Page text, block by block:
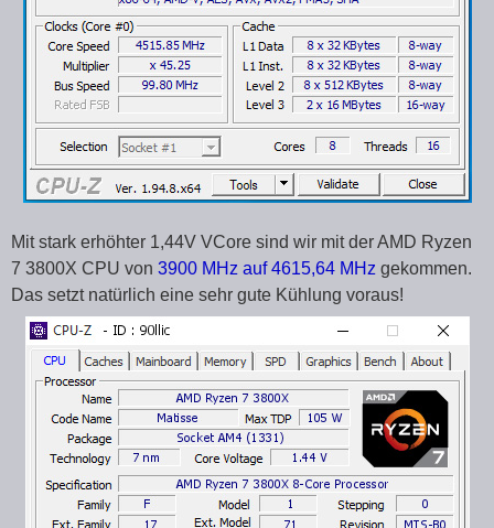
Mit stark erhöhter 1,44V VCore sind wir mit der AMD Ryzen
7 3800X CPU von 3900 MHz auf 4615,64 MHz gekommen.
Das setzt natürlich eine sehr gute Kühlung voraus!